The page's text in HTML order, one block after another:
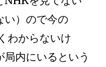
い）ので今の
わからないけ
内にいるという